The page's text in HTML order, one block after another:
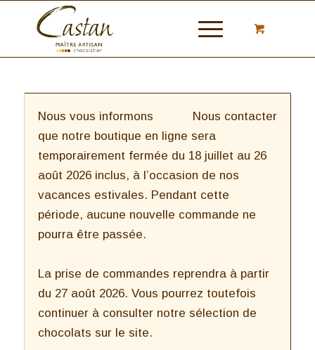
Nous contacter
Nous vous informons
que notre boutique en ligne sera
temporairement fermée du 18 juillet au 26
août 2026 inclus, à l’occasion de nos
vacances estivales. Pendant cette
période, aucune nouvelle commande ne
pourra être passée.
La prise de commandes reprendra à partir
du 27 août 2026. Vous pourrez toutefois
continuer à consulter notre sélection de
chocolats sur le site.